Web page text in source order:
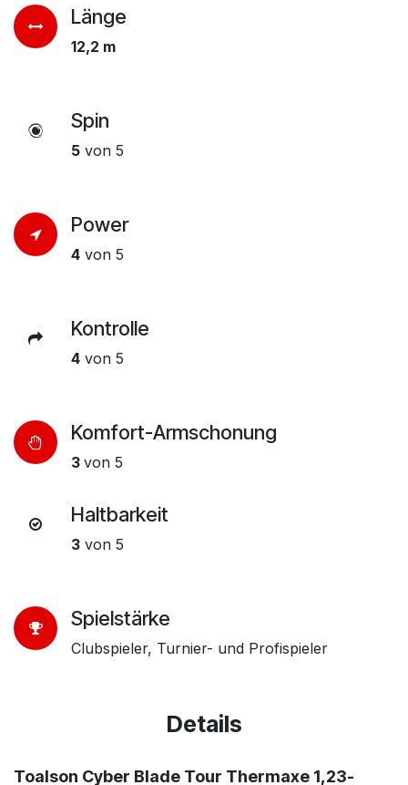
Länge
12,2 m
Spin
5 von 5
Power
4 von 5
Kontrolle
4 von 5
Komfort-Armschonung
3 von 5
Haltbarkeit
3​ von 5
Spielstärke
Clubspieler, Turnier- und Profispieler
Details
Toalson Cyber Blade Tour Thermaxe 1,23-